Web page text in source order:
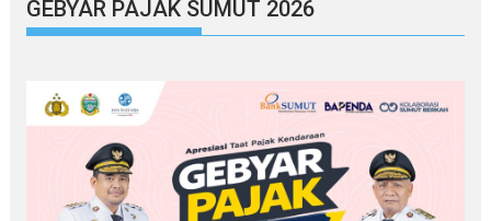
GEBYAR PAJAK SUMUT 2026